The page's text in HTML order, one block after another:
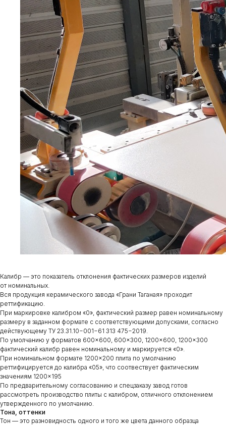
Калибр — это показатель отклонения фактических размеров изделий
от номинальных.
Вся продукция керамического завода «Грани Таганая» проходит
реттификацию.
При маркировке калибром «0», фактический размер равен номинальному
размеру в заданном формате с соответствующими допусками, согласно
действующему ТУ 23.31.10−001−61 313 475−2019.
По умолчанию у форматов 600×600, 600×300, 1200×600, 1200×300
фактический калибр равен номинальному и маркируется «0».
При номинальном формате 1200×200 плита по умолчанию
реттифицируется до калибра «05», что соотвествует фактическим
значениям 1200×195
По предварительному согласованию и спецзаказу завод готов
рассмотреть производство плиты с калибром, отличного отклонением
утвержденного по умолчанию.
Тона, оттенки
Тон — это разновидность одного и того же цвета данного образца